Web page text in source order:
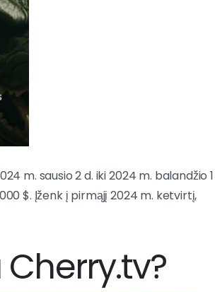
m. sausio 2 d. iki 2024 m. balandžio 1
$. Įženk į pirmąjį 2024 m. ketvirtį,